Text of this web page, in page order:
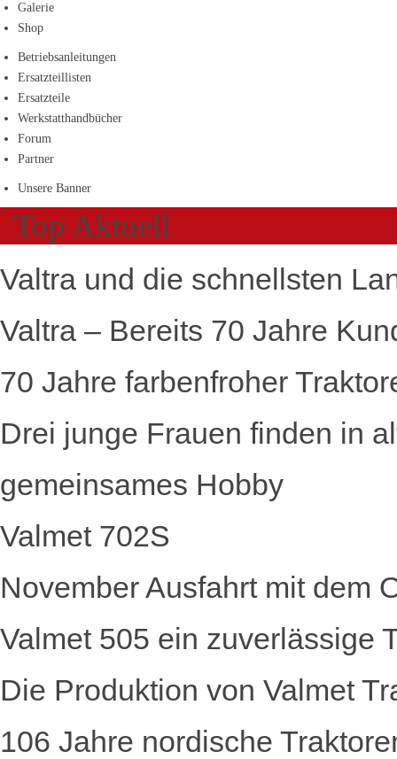
Galerie
Shop
Betriebsanleitungen
Ersatzteillisten
Ersatzteile
Werkstatthandbücher
Forum
Partner
Unsere Banner
Top Aktuell
Valtra und die schnellsten
Valtra – Bereits 70 Jahre
70 Jahre farbenfroher
Drei junge Frauen finden in
gemeinsames Hobby
Valmet 702S
November Ausfahrt mit dem
Valmet 505 ein zuverlässige
Die Produktion von Valmet
106 Jahre nordische